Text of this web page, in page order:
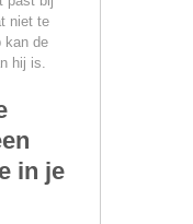
niet te
kan de
hij is.
in je